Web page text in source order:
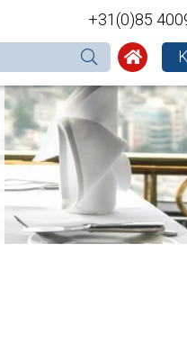
+31(0)85